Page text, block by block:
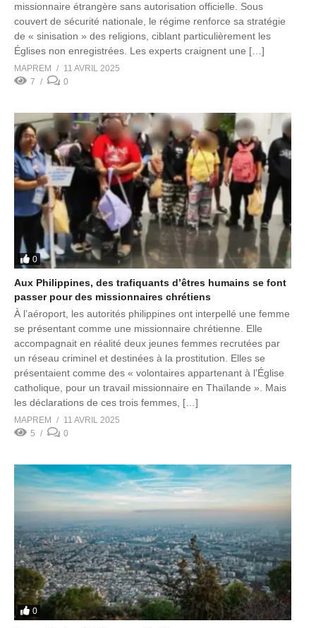
missionnaire étrangère sans autorisation officielle. Sous
couvert de sécurité nationale, le régime renforce sa stratégie
de « sinisation » des religions, ciblant particulièrement les
Églises non enregistrées. Les experts craignent une […]
MAPREM
11 AVRIL 2025
7
0
0
Aux Philippines, des trafiquants d’êtres humains se font
passer pour des missionnaires chrétiens
À l’aéroport, les autorités philippines ont interpellé une femme
se présentant comme une missionnaire chrétienne. Elle
accompagnait en réalité deux jeunes femmes recrutées par
un réseau criminel et destinées à la prostitution. Elles se
présentaient comme des « volontaires appartenant à l’Église
catholique, pour un travail missionnaire en Thaïlande ». Mais
les déclarations de ces trois femmes, […]
MAPREM
11 AVRIL 2025
5
0
0